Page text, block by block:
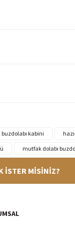
buzdolabı kabini
mutfak dolabı
256Bit SSl sertifikası
İSTER MİSİNİZ?